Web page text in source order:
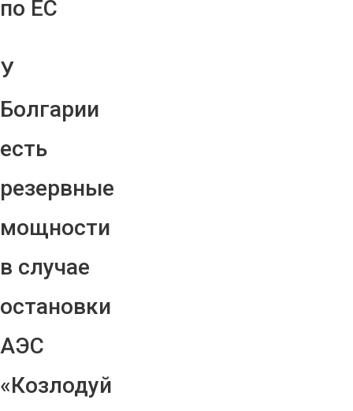
по ЕС
У
Болгарии
есть
резервные
мощности
в случае
остановки
АЭС
«Козлодуй